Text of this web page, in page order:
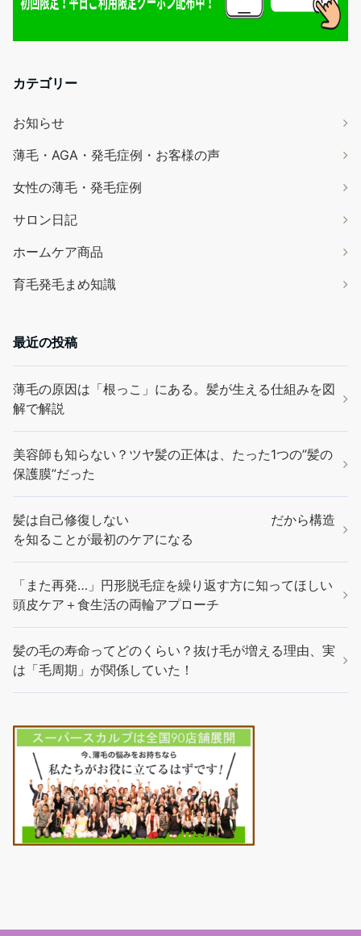
カテゴリー
お知らせ
薄毛・AGA・発毛症例・お客様の声
女性の薄毛・発毛症例
サロン日記
ホームケア商品
育毛発毛まめ知識
最近の投稿
薄毛の原因は「根っこ」にある。髪が生える仕組みを図
解で解説
美容師も知らない？ツヤ髪の正体は、たった1つの”髪の
保護膜”だった
髪は自己修復しない だから構造
を知ることが最初のケアになる
「また再発…」円形脱毛症を繰り返す方に知ってほしい
頭皮ケア＋食生活の両輪アプローチ
髪の毛の寿命ってどのくらい？抜け毛が増える理由、実
は「毛周期」が関係していた！